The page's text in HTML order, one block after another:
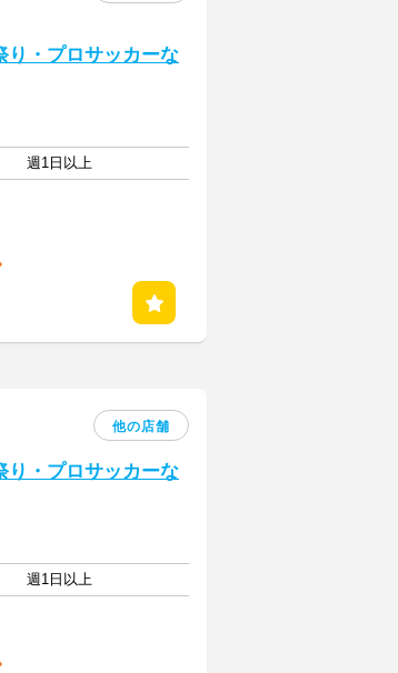
り・プロサッカーな
週1日以上
他の店舗
り・プロサッカーな
週1日以上